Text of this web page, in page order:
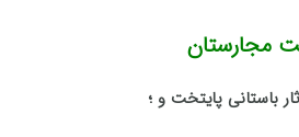
مجارستان
باستانی پایتخت و ؛